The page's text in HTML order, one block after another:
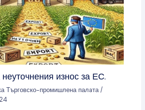
износ за ЕС.
Търговско-промишлена палaта /